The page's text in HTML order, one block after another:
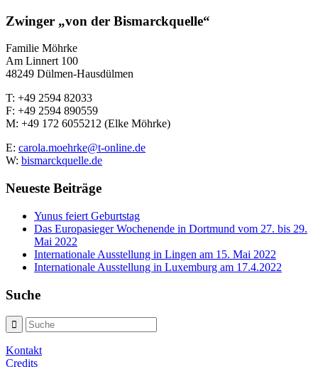
Zwinger „von der Bismarckquelle“
Familie Möhrke
Am Linnert 100
48249 Dülmen-Hausdülmen
T: +49 2594 82033
F: +49 2594 890559
M: +49 172 6055212 (Elke Möhrke)
E: carola.moehrke@t-online.de
W: bismarckquelle.de
Neueste Beiträge
Yunus feiert Geburtstag
Das Europasieger Wochenende in Dortmund vom 27. bis 29.
Mai 2022
Internationale Ausstellung in Lingen am 15. Mai 2022
Internationale Ausstellung in Luxemburg am 17.4.2022
Suche
Kontakt
Credits